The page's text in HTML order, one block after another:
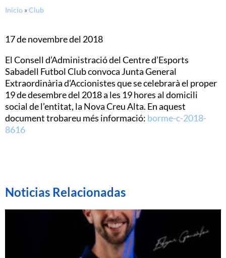
Inicio »Club
17 de novembre del 2018
El Consell d’Administració del Centre d’Esports
Sabadell Futbol Club convoca Junta General
Extraordinària d’Accionistes que se celebrarà el proper
19 de desembre del 2018 a les 19 hores al domicili
social de l’entitat, la Nova Creu Alta. En aquest
document trobareu més informació: borme-c-2018-
8616
Noticias Relacionadas